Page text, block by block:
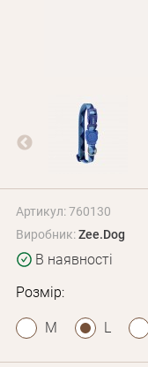
Артикул: 760130
Виробник:Zee.Dog
В наявності
Розмір:
M L